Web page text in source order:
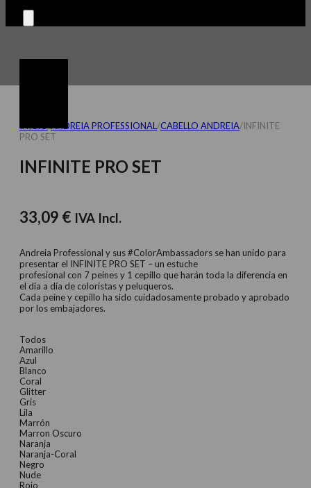
ANDREIA PROFESSIONAL /CABELLO ANDREIA/INFINITE
PRO SET
INFINITE PRO SET
33,09 € IVA Incl.
Andreia Professional y sus #ColorAmbassadors se han unido para
presentar el INFINITE PRO SET – un estuche
profesional con 7 peines y 1 cepillo que harán toda la diferencia en
el día a día de coloristas y peluqueros.
Cada peine y cepillo ha sido cuidadosamente probado y aprobado
por los embajadores.
Todos
Amarillo
Azul
Blanco
Coral
Glitter
Gris
Lila
Marrón
Marron Oscuro
Naranja
Naranja-Coral
Negro
Nude
Rojo